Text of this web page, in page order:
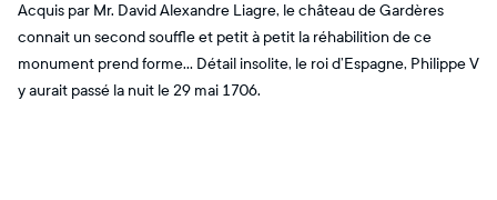
Acquis par Mr. David Alexandre Liagre, le château de Gardères
connait un second souffle et petit à petit la réhabilition de ce
monument prend forme… Détail insolite, le roi d’Espagne, Philippe V
y aurait passé la nuit le 29 mai 1706.